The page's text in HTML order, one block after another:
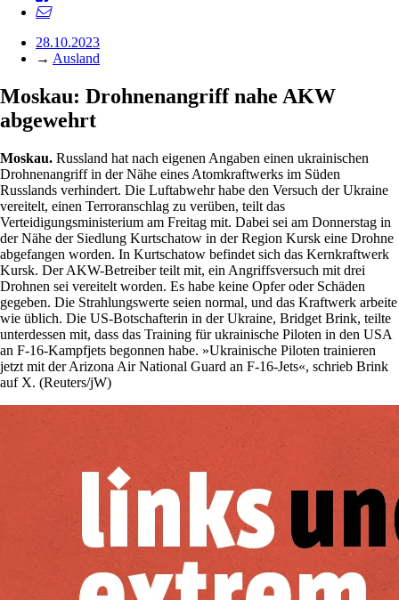
28.10.2023
→ Ausland
Moskau: Drohnenangriff nahe AKW
abgewehrt
Moskau. Russland hat nach eigenen Angaben einen ukrainischen
Drohnenangriff in der Nähe eines Atomkraftwerks im Süden
Russlands verhindert. Die Luftabwehr habe den Versuch der Ukraine
vereitelt, einen Terroranschlag zu verüben, teilt das
Verteidigungsministerium am Freitag mit. Dabei sei am Donnerstag in
der Nähe der Siedlung Kurtschatow in der Region Kursk eine Drohne
abgefangen worden. In Kurtschatow befindet sich das Kernkraftwerk
Kursk. Der AKW-Betreiber teilt mit, ein Angriffsversuch mit drei
Drohnen sei vereitelt worden. Es habe keine Opfer oder Schäden
gegeben. Die Strahlungswerte seien normal, und das Kraftwerk arbeite
wie üblich. Die US-Botschafterin in der Ukraine, Bridget Brink, teilte
unterdessen mit, dass das Training für ukrainische Piloten in den USA
an F-16-Kampfjets begonnen habe. »Ukrainische Piloten trainieren
jetzt mit der Arizona Air National Guard an F-16-Jets«, schrieb Brink
auf X. (Reuters/jW)